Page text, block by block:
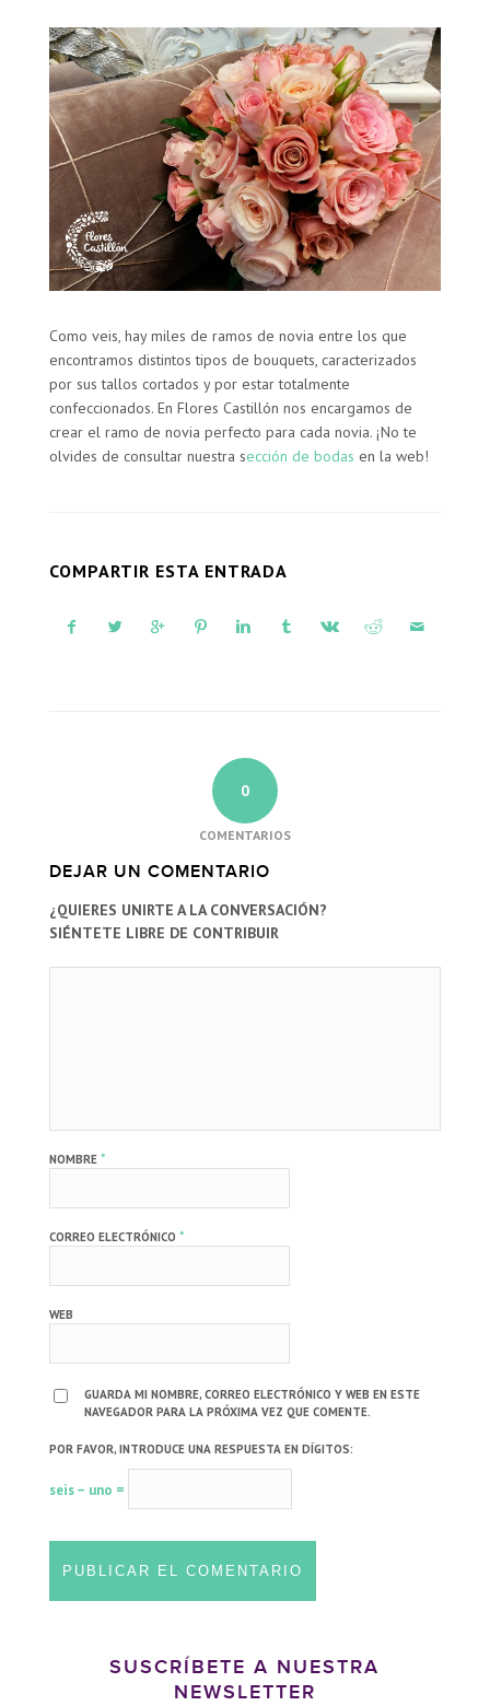
Como veis, hay miles de ramos de novia entre los que
encontramos distintos tipos de bouquets, caracterizados
por sus tallos cortados y por estar totalmente
confeccionados. En Flores Castillón nos encargamos de
crear el ramo de novia perfecto para cada novia. ¡No te
olvides de consultar nuestra sección de bodas en la web!
COMPARTIR ESTA ENTRADA
0
COMENTARIOS
DEJAR UN COMENTARIO
¿QUIERES UNIRTE A LA CONVERSACIÓN?
SIÉNTETE LIBRE DE CONTRIBUIR
NOMBRE*
CORREO ELECTRÓNICO*
WEB
GUARDA MI NOMBRE, CORREO ELECTRÓNICO Y WEB EN ESTE
NAVEGADOR PARA LA PRÓXIMA VEZ QUE COMENTE.
POR FAVOR, INTRODUCE UNA RESPUESTA EN DÍGITOS:
seis − uno =
SUSCRÍBETE A NUESTRA
NEWSLETTER